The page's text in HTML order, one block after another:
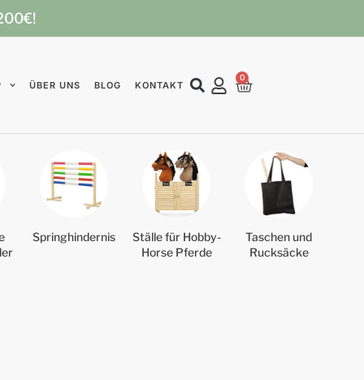
ÜBER UNS BLOG KONTAKT
0
Springhindernis
Ställe für Hobby-
Horse Pferde
Taschen und
Rucksäcke